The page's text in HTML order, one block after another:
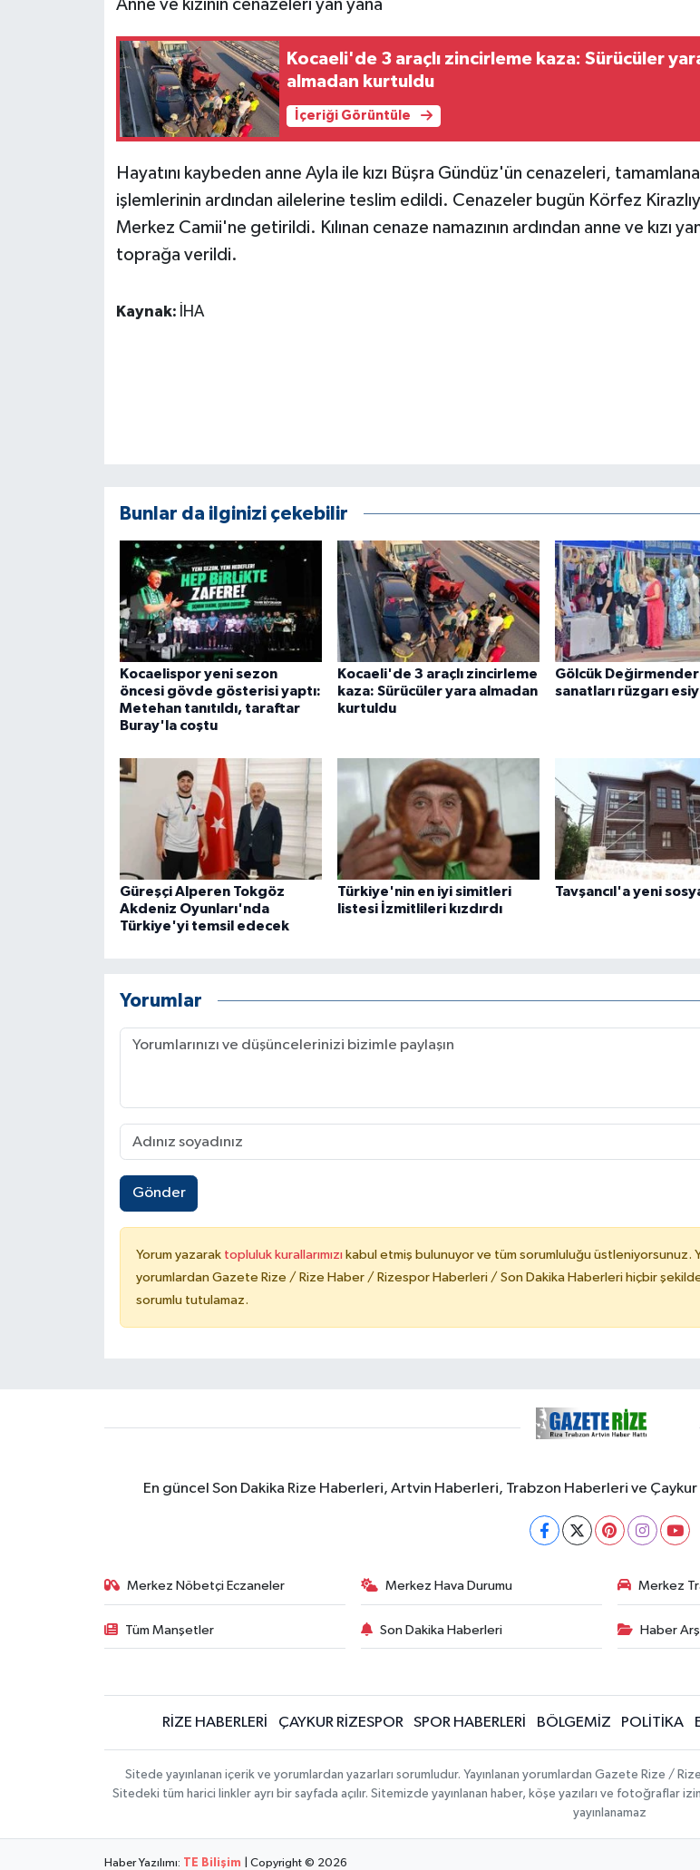
Anne ve kızının cenazeleri yan yana
Kocaeli'de 3 araçlı zincirleme kaza: Sürücüler
almadan kurtuldu
İçeriği Görüntüle
Hayatını kaybeden anne Ayla ile kızı Büşra Gündüz'ün cenazeleri,
işlemlerinin ardından ailelerine teslim edildi. Cenazeler bugün Körfez
Merkez Camii'ne getirildi. Kılınan cenaze namazının ardından anne ve kızı
toprağa verildi.
Kaynak: İHA
Bunlar da ilginizi çekebilir
Kocaelispor yeni sezon
öncesi gövde gösterisi yaptı:
Metehan tanıtıldı, taraftar
Buray'la coştu
Kocaeli'de 3 araçlı zincirleme
kaza: Sürücüler yara almadan
kurtuldu
Gölcük
sanatları rüzgarı
Güreşçi Alperen Tokgöz
Akdeniz Oyunları'nda
Türkiye'yi temsil edecek
Türkiye'nin en iyi simitleri
listesi İzmitlileri kızdırdı
Tavşancıl'a yeni
Yorumlar
Gönder
Yorum yazarak topluluk kurallarımızı kabul etmiş bulunuyor ve tüm sorumluluğu üstleniyorsunuz.
yorumlardan Gazete Rize / Rize Haber / Rizespor Haberleri / Son Dakika Haberleri hiçbir
sorumlu tutulamaz.
En güncel Son Dakika Rize Haberleri, Artvin Haberleri, Trabzon Haberleri ve
Merkez Nöbetçi Eczaneler Merkez Hava Durumu Merkez
Tüm Manşetler Son Dakika Haberleri Haber
RİZE HABERLERİ ÇAYKUR RİZESPOR SPOR HABERLERİ BÖLGEMİZ POLİTİKA
Sitede yayınlanan içerik ve yorumlardan yazarları sorumludur. Yayınlanan yorumlardan Gazete Rize /
Sitedeki tüm harici linkler ayrı bir sayfada açılır. Sitemizde yayınlanan haber, köşe yazıları ve fotoğraflar
yayınlanamaz
Haber Yazılımı: TE Bilişim | Copyright © 2026
SPOR HABERLERİ
TEKNOLOJİ
ÜLKE GÜNDEMİ